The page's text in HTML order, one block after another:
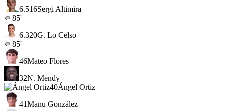
6.516Sergi Altimira
85'
6.320G. Lo Celso
85'
46Mateo Flores
32N. Mendy
40Ángel Ortiz
41Manu González